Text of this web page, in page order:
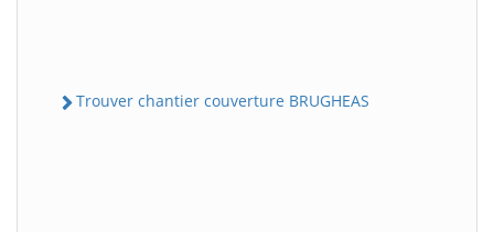
Trouver chantier couverture BRUGHEAS